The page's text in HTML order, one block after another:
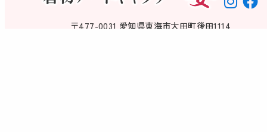
〒477-0031 愛知県東海市大田町後田1114